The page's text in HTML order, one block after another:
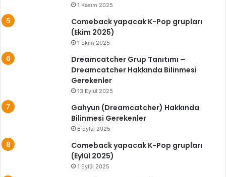
1 Kasım 2025
Comeback yapacak K-Pop grupları
(Ekim 2025)
1 Ekim 2025
Dreamcatcher Grup Tanıtımı –
Dreamcatcher Hakkında Bilinmesi
Gerekenler
13 Eylül 2025
Gahyun (Dreamcatcher) Hakkında
Bilinmesi Gerekenler
6 Eylül 2025
Comeback yapacak K-Pop grupları
(Eylül 2025)
1 Eylül 2025